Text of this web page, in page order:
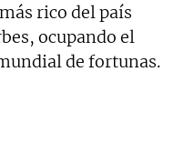
rico del país
ocupando el
de fortunas.